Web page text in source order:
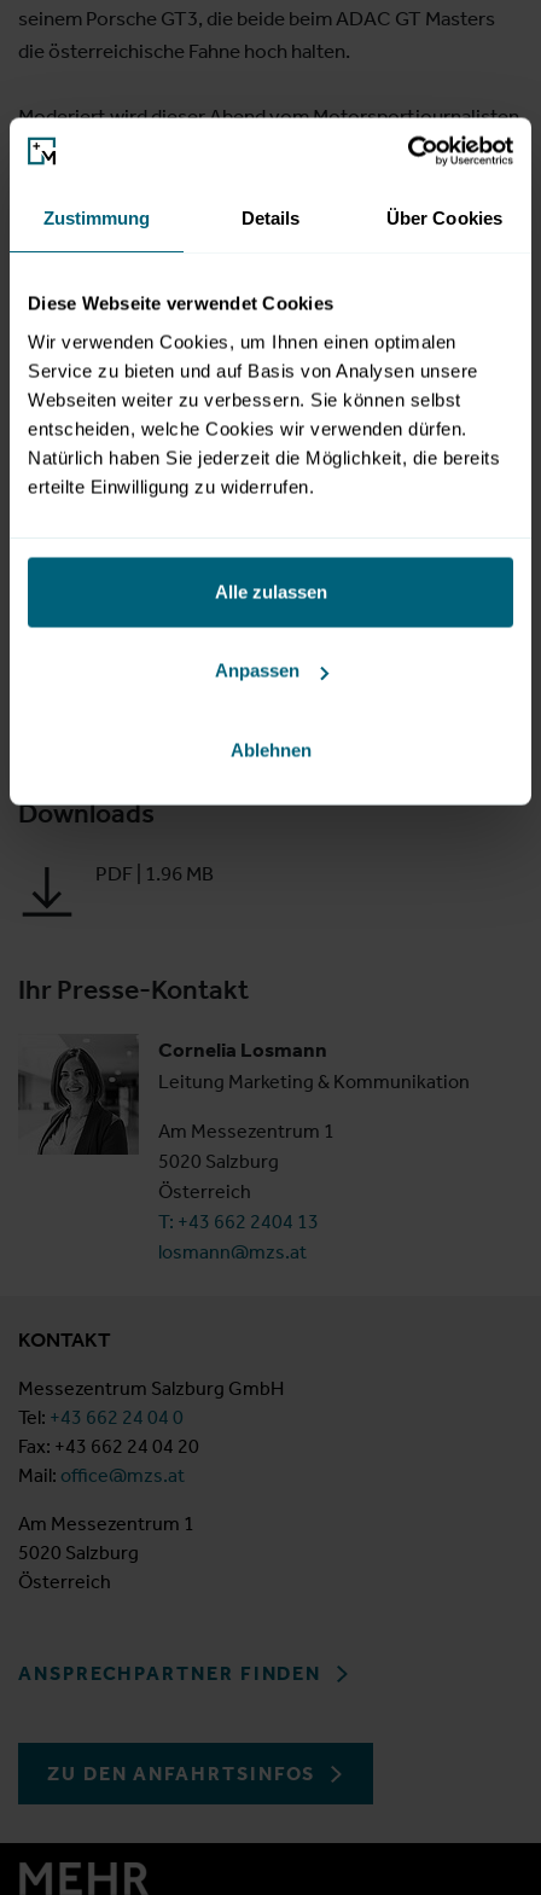
Zustimmung Details Über Cookies
Diese Webseite verwendet Cookies
Wir verwenden Cookies, um Ihnen einen optimalen
Service zu bieten und auf Basis von Analysen unsere
Webseiten weiter zu verbessern. Sie können selbst
entscheiden, welche Cookies wir verwenden dürfen.
Natürlich haben Sie jederzeit die Möglichkeit, die bereits
erteilte Einwilligung zu widerrufen.
Alle zulassen
Anpassen
Ablehnen
seinem Porsche GT3, die beide beim ADAC GT Masters
die österreichische Fahne hoch halten.
Moderiert wird dieser Abend vom Motorsportjournalisten
Gerhard Kuntschik.
Da es bei dieser Veranstaltung nur begrenzte Plätze gibt
und die COVID-Bestimmungen eingehalten werden
aufwww.customized-salzburg.atmit dem Gutscheincode:
WarmUpCustomized.
Das detaillierte Programm entnehmen Sie bitte der
Website:www.customized-salzburg.at.
Salzburg statt. Dabei geht es um Motorsport, sämtliche
und akustisches Tuning durchEMMA Carmedia World
Enthusiast sein Unikat der Öffentlichkeit präsentieren
Downloads
PDF 1.96 MB
Ihr Presse-Kontakt
Cornelia Losmann
Leitung Marketing & Kommunikation
Am Messezentrum 1
5020 Salzburg
Österreich
T: +43 662 2404 13
losmann@mzs.at
KONTAKT
Messezentrum Salzburg GmbH
Tel: +43 662 24 04 0
Fax: +43 662 24 04 20
Mail: office@mzs.at
Am Messezentrum 1
5020 Salzburg
Österreich
ANSPRECHPARTNER FINDEN
ZU DEN ANFAHRTSINFOS